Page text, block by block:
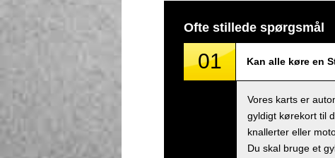
Ofte stillede spørgsmål
01 Kan alle køre en
Vores karts er
gyldigt kørekort til
knallerter eller
Du skal bruge et